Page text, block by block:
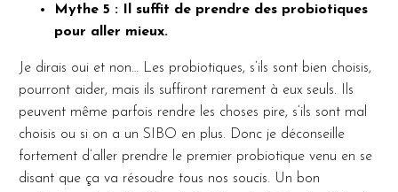
Mythe 5 : Il suffit de prendre des probiotiques
pour aller mieux.
Je dirais oui et non… Les probiotiques, s’ils sont bien choisis,
pourront aider, mais ils suffiront rarement à eux seuls. Ils
peuvent même parfois rendre les choses pire, s’ils sont mal
choisis ou si on a un SIBO en plus. Donc je déconseille
fortement d’aller prendre le premier probiotique venu en se
disant que ça va résoudre tous nos soucis. Un bon